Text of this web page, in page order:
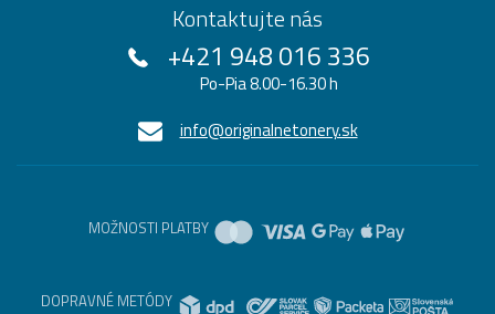
Kontaktujte nás
+421 948 016 336
Po-Pia 8.00-16.30 h
info@originalnetonery.sk
MOŽNOSTI PLATBY
DOPRAVNÉ METÓDY